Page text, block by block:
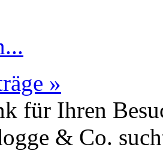
»
für Ihren
& Co.